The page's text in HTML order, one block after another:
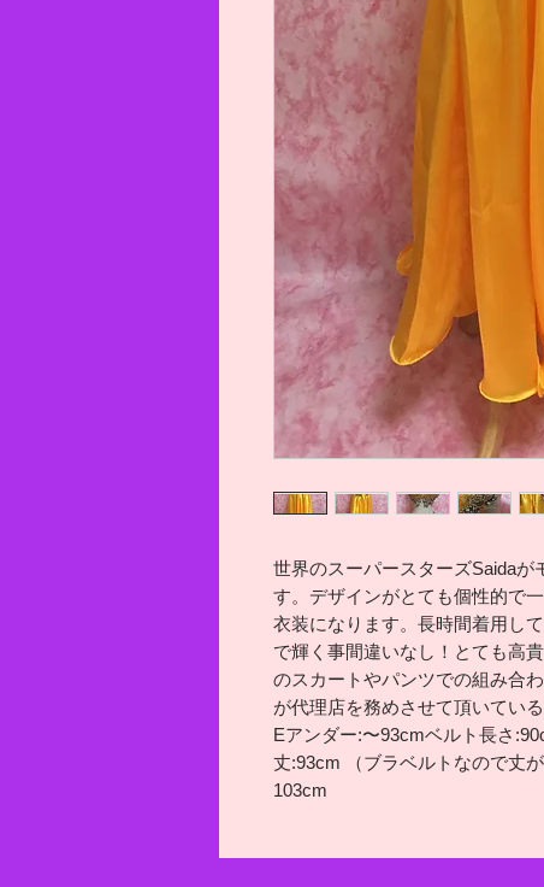
世界のスーパースターズSaida
す。デザインがとても個性的で
衣装になります。長時間着用し
で輝く事間違いなし！とても高
のスカートやパンツでの組み合
が代理店を務めさせて頂いてい
Eアンダー:〜93cmベルト長さ
丈:93cm （ブラベルトなので丈
103cm